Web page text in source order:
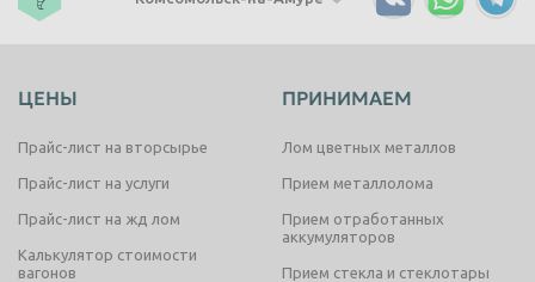
ЦЕНЫ
Прайс-лист на вторсырье
Прайс-лист на услуги
Прайс-лист на жд лом
Калькулятор стоимости
вагонов
ПРИНИМАЕМ
Лом цветных металлов
Прием металлолома
Прием отработанных
аккумуляторов
Прием стекла и стеклотары